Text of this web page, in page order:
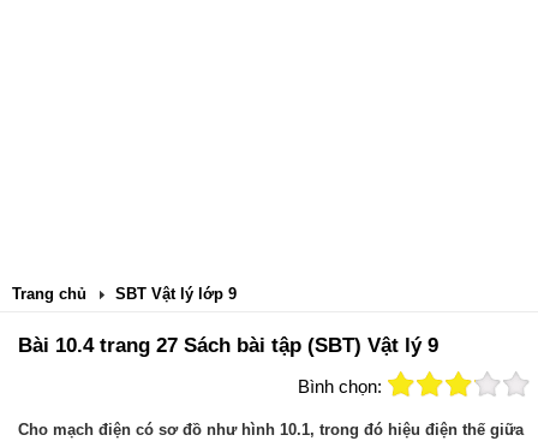
Trang chủ SBT Vật lý lớp 9
Bài 10.4 trang 27 Sách bài tập (SBT) Vật lý 9
Bình chọn:
Cho mạch điện có sơ đồ như hình 10.1, trong đó hiệu điện thế giữa